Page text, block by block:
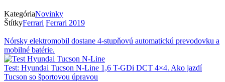
KategóriaNovinky
ŠtítkyFerrari Ferrari 2019
Nórsky elektromobil dostane 4-stupňovú automatickú prevodovku a
mobilné batérie.
Test: Hyundai Tucson N-Line 1,6 T-GDi DCT 4×4. Ako jazdí
Tucson so športovou úpravou